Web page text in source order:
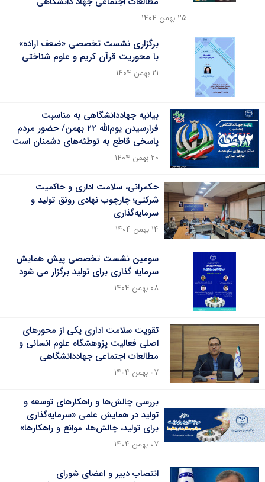
۲۵ بهمن ۱۴۰۴
برگزاری نشست تخصصی «ضعف اراده»
با محوریت قرآن کریم و علوم شناختی
۲۱ بهمن ۱۴۰۴
بیانیه جهاددانشگاهی به مناسبت
فرارسیدن یوم‌الله ۲۲ بهمن/ حضور مردم
پاسخی قاطع به توطئه‌های دشمنان است
۲۰ بهمن ۱۴۰۴
حکمرانی، سلامت اداری و حاکمیت
شرکتی؛ چارچوب نهادی رونق تولید و
سرمایه‌گذاری
۱۴ بهمن ۱۴۰۴
سومین نشست تخصصی پیش همایش
سرمایه گذاری برای تولید برگزار می شود
۰۸ بهمن ۱۴۰۴
تقویت سلامت اداری یکی از محورهای
اصلی فعالیت پژوهشگاه علوم انسانی و
مطالعات اجتماعی جهاددانشگاهی
۰۷ بهمن ۱۴۰۴
بررسی چالش‌ها و راهکارهای توسعه و
تولید در همایش علمی «سرمایه‌گذاری
برای تولید، چالش‌ها، موانع و راهکارها»
۰۷ بهمن ۱۴۰۴
انتصاب دبیر و اعضای شورای